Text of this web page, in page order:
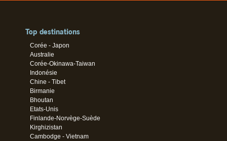
Top destinations
Corée - Japon
Australie
Corée-Okinawa-Taiwan
Indonésie
Chine - Tibet
Birmanie
Bhoutan
Etats-Unis
Finlande-Norvège-Suède
Kirghizistan
Cambodge - Vietnam